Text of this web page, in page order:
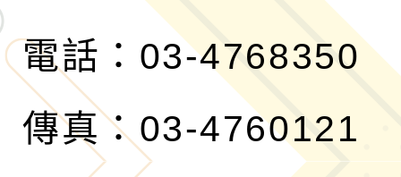
電話：03-4768350
傳真：03-4760121